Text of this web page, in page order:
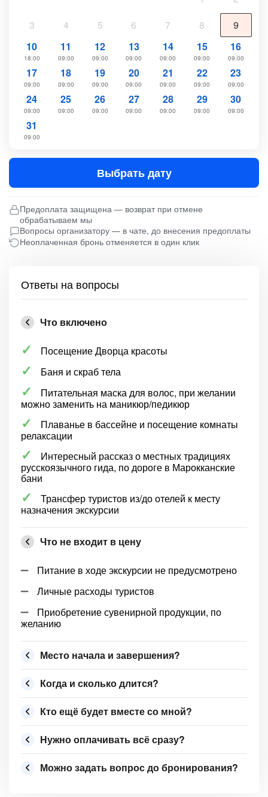
3
4 5 6 7 8
9
10
18:00
11
09:00
12
09:00
13
09:00
14
09:00
15
09:00
16
09:00
17
09:00
18
09:00
19
09:00
20
09:00
21
09:00
22
09:00
23
09:00
24
09:00
25
09:00
26
09:00
27
09:00
28
09:00
29
09:00
30
09:00
31
09:00
Выбрать дату
Предоплата защищена — возврат при отмене
обрабатываем мы
Вопросы организатору — в чате, до внесения предоплаты
Неоплаченная бронь отменяется в один клик
Ответы на вопросы
Что включено
Посещение Дворца красоты
Баня и скраб тела
Питательная маска для волос, при желании
можно заменить на маникюр/педикюр
Плаванье в бассейне и посещение комнаты
релаксации
Интересный рассказ о местных традициях
русскоязычного гида, по дороге в Марокканские
бани
Трансфер туристов из/до отелей к месту
назначения экскурсии
Что не входит в цену
Питание в ходе экскурсии не предусмотрено
Личные расходы туристов
Приобретение сувенирной продукции, по
желанию
Место начала и завершения?
Когда и сколько длится?
Кто ещё будет вместе со мной?
Нужно оплачивать всё сразу?
Можно задать вопрос до бронирования?